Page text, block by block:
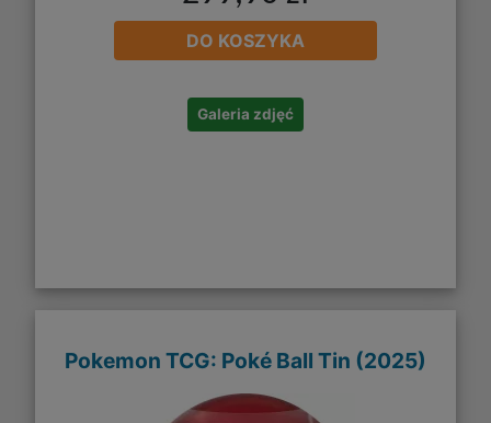
DO KOSZYKA
Galeria zdjęć
Pokemon TCG: Poké Ball Tin (2025)